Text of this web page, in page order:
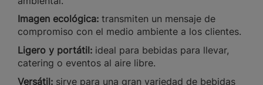
Imagen ecológica: transmiten un mensaje de
compromiso con el medio ambiente a los clientes.
Ligero y portátil: ideal para bebidas para llevar,
catering o eventos al aire libre.
Versátil: sirve para una gran variedad de bebidas